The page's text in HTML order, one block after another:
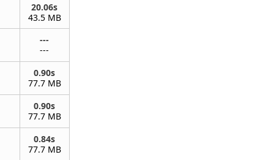
20.06s
43.5 MB
---
---
0.90s
77.7 MB
0.90s
77.7 MB
0.84s
77.7 MB